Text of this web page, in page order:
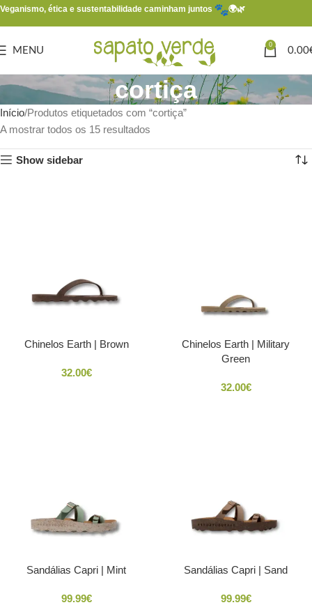
Veganismo, ética e sustentabilidade caminham juntos 🌍🌿
MENU
0
0.00
cortiça
Início Produtos etiquetados com “cortiça”
A mostrar todos os 15 resultados
Show sidebar
Chinelos Earth | Brown
32.00€
Chinelos Earth | Military
Green
32.00€
Sandálias Capri | Mint
99.99€
Sandálias Capri | Sand
99.99€